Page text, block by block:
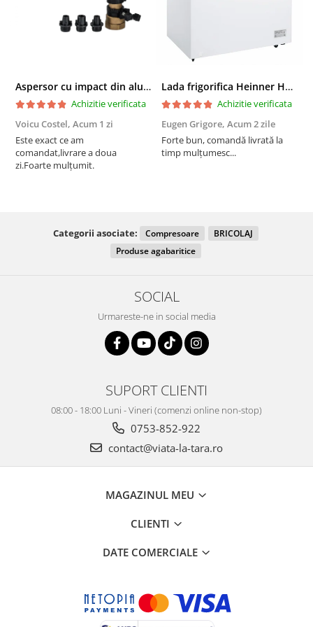
Aspersor cu impact din aluminiu cu FI, Presiune (bar)1.5-5, Diametru de aspersie (m)32-58
Achizitie verificata
Voicu Costel, Acum 1 zi
Este exact ce am
comandat,livrare a doua
zi.Foarte mulțumit.
Lada frigorifica Heinner HCF-287CNHE++, 287 l, Clasa E, Compresor inverter, Iluminare LED, Functionalitate frigider, Alb
Achizitie verificata
Eugen Grigore, Acum 2 zile
Forte bun, comandă livrată la
timp mulțumesc...
Categorii asociate: Compresoare
BRICOLAJ
Produse agabaritice
SOCIAL
Urmareste-ne in social media
SUPORT CLIENTI
08:00 - 18:00 Luni - Vineri (comenzi online non-stop)
0753-852-922
contact@viata-la-tara.ro
MAGAZINUL MEU
CLIENTI
DATE COMERCIALE